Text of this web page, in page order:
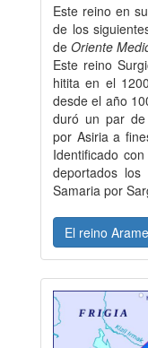
Este reino en
de los
de Oriente
Este reino
hitita en el
desde el año
duró un par de
por Asiria a
Identificado
deportados
Samaria por
El reino